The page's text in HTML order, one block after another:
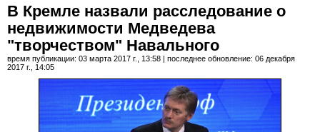
В Кремле назвали расследование о
недвижимости Медведева
"творчеством" Навального
время публикации: 03 марта 2017 г., 13:58 | последнее обновление: 06 декабря
2017 г., 14:05